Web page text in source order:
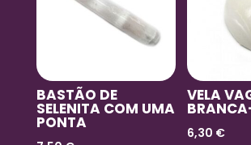
BASTÃO DE
SELENITA COM UMA
PONTA
VELA
6,30 €